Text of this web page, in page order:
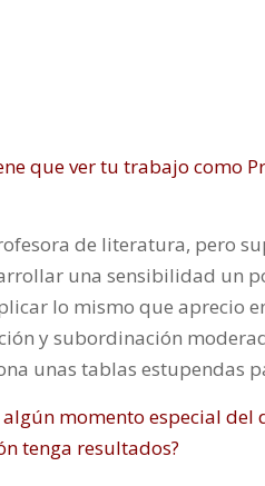
que ver tu trabajo como
de literatura, pero
una sensibilidad un
lo mismo que aprecio
y subordinación
unas tablas estupendas
algún momento especial
tenga resultados?